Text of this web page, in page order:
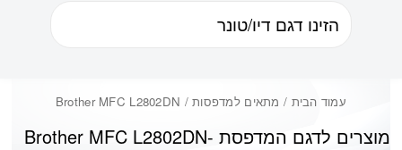
עמוד הבית / מתאים למדפסות / Brother MFC L2802DN
Brother MFC L2802DNמוצרים לדגם המדפסת -